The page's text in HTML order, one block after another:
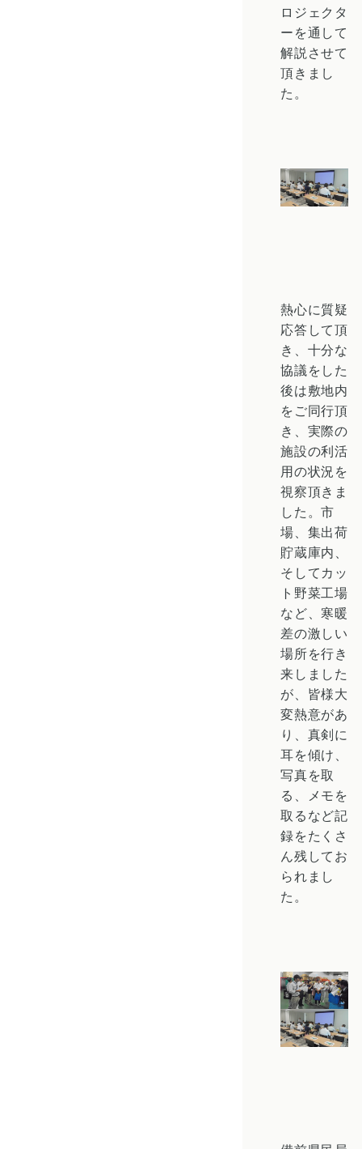
ロジェクタ
ーを通して
解説させて
頂きまし
た。
熱心に質疑
応答して頂
き、十分な
協議をした
後は敷地内
をご同行頂
き、実際の
施設の利活
用の状況を
視察頂きま
した。市
場、集出荷
貯蔵庫内、
そしてカッ
ト野菜工場
など、寒暖
差の激しい
場所を行き
来しました
が、皆様大
変熱意があ
り、真剣に
耳を傾け、
写真を取
る、メモを
取るなど記
録をたくさ
ん残してお
られまし
た。